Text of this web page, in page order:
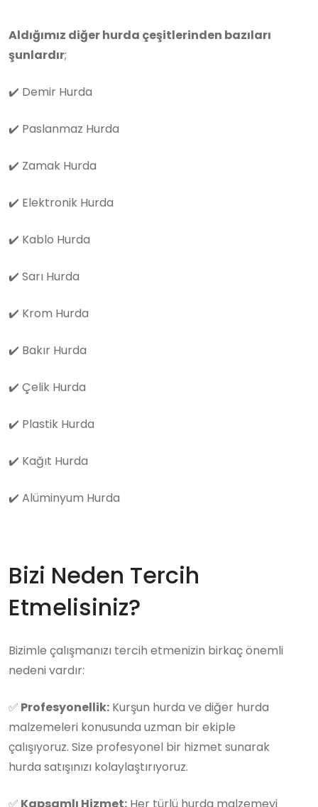
Aldığımız diğer hurda çeşitlerinden bazıları
şunlardır;
✔️ Demir Hurda
✔️ Paslanmaz Hurda
✔️ Zamak Hurda
✔️ Elektronik Hurda
✔️ Kablo Hurda
✔️ Sarı Hurda
✔️ Krom Hurda
✔️ Bakır Hurda
✔️ Çelik Hurda
✔️ Plastik Hurda
✔️ Kağıt Hurda
✔️ Alüminyum Hurda
Bizi Neden Tercih
Etmelisiniz?
Bizimle çalışmanızı tercih etmenizin birkaç önemli
nedeni vardır:
✅ Profesyonellik: Kurşun hurda ve diğer hurda
malzemeleri konusunda uzman bir ekiple
çalışıyoruz. Size profesyonel bir hizmet sunarak
hurda satışınızı kolaylaştırıyoruz.
✅ Kapsamlı Hizmet: Her türlü hurda malzemeyi